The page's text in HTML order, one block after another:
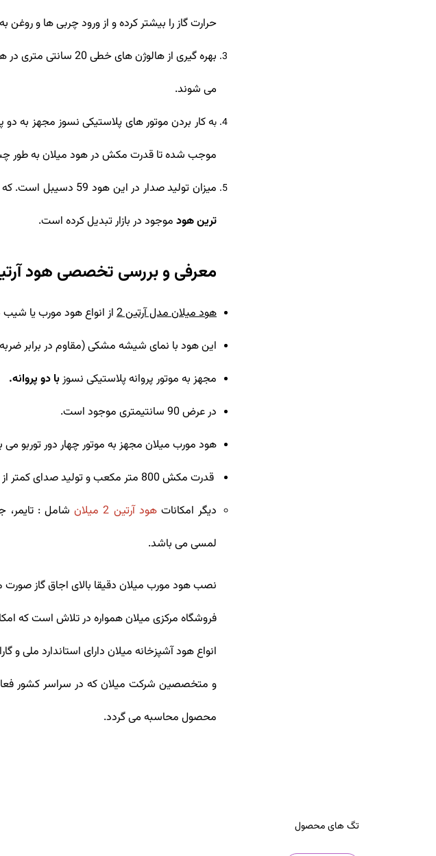
حرارت گاز را بیشتر کرده و از ورود چربی ها و
بهره گیری از
می شوند.
به کار بردن موتور های پلاستیکی نسوز مجهز به دو
موجب شده تا قدرت مکش در هود میلان به طور
میزان تولید صدار در این هود 59 دسیبل است. که این میزان از بالاترین اندازه ی معیار استاندارد کمتر بوده و همین امر هود میلان را به
ترین هود موجود در بازار تبدیل کرده است.
معرفی و بررسی تخصصی هود آرتین 2 مورب
هود میلان مدل آرتین 2 از انواع هود مورب یا شیب
این هود با نمای شیشه مشکی (مقاوم در برابر
مجهز به موتور پروانه پلاستیکی نسوزبا دو پروانه.
درعرض 90 سانتیمتری موجود است.
هود مورب میلان مجهز به موتور چهار دور توربو می
قدرت مکش 800 متر مکعب و تولید صدای کمتر از 59 دسیبل است.
دیگر امکاناتهود آرتین 2 میلان
شامل : تایمر،
لمسی می باشد.
نصب هود مورب میلان دقیقا بالای اجاق گاز
فروشگاه مرکزی میلان همواره در تلاش است که
و متخصصین شرکت میلان که در سراسر کشور
محصول محاسبه می گردد.
تگ های محصول